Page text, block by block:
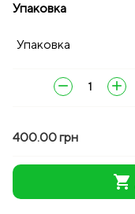
Упаковка
Упаковка
remove add
400.00 грн
shopping_cart